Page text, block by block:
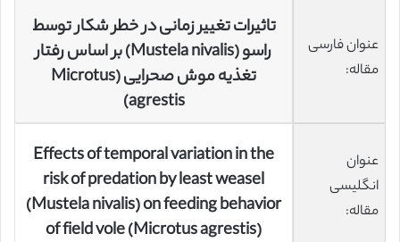
عنوان فارسی
مقاله:
تاثیرات تغییر زمانی در خطر شکار توسط
راسو (Mustela nivalis) بر اساس رفتار
تغذیه موش صحرایی (Microtus
agrestis)
عنوان
انگلیسی
مقاله:
Effects of temporal variation in the
risk of predation by least weasel
(Mustela nivalis) on feeding behavior
of field vole (Microtus agrestis)